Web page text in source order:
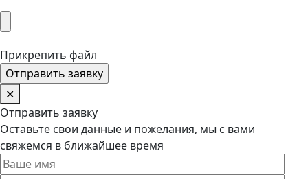
Прикрепить файл
✕
Отправить заявку
Оставьте свои данные и пожелания, мы с вами
свяжемся в ближайшее время